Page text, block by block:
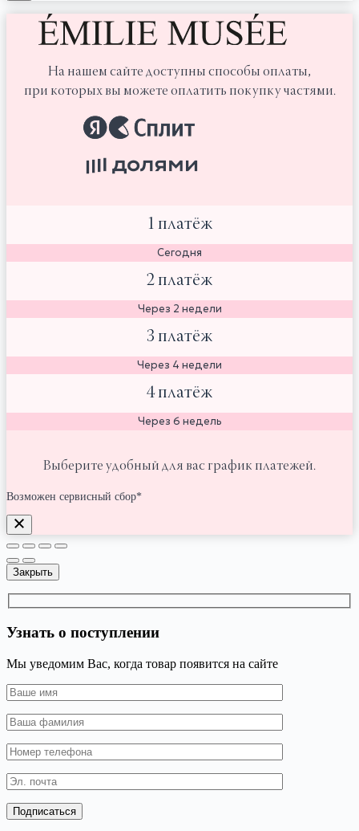
На нашем сайте доступны способы оплаты,
при которых вы можете оплатить покупку частями.
1 платёж
Сегодня
2 платёж
Через 2 недели
3 платёж
Через 4 недели
4 платёж
Через 6 недель
Выберите удобный для вас график платежей.
Возможен сервисный сбор*
Закрыть
Узнать о поступлении
Мы уведомим Вас, когда товар появится на сайте